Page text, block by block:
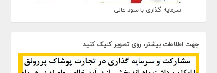
سرمایه گذاری با سود عالی
جهت اطلاعات بیشتر، روی تصویر کلیک کنید